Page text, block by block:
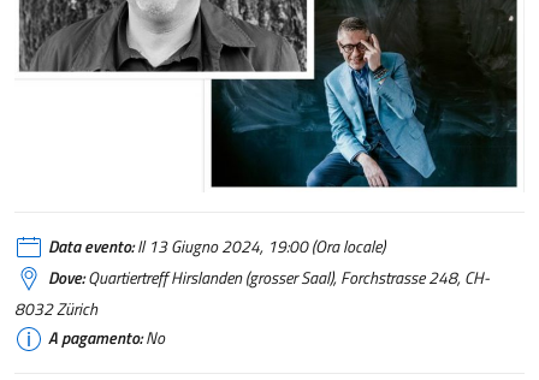
Data evento:Il 13 Giugno 2024, 19:00 (Ora locale)
Dove:Quartiertreff Hirslanden (grosser Saal), Forchstrasse 248, CH-
8032 Zürich
A pagamento:No